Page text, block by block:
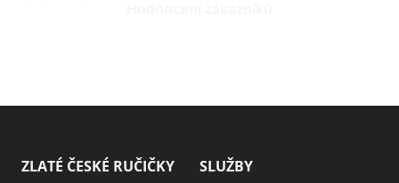
ZLATÉ ČESKÉ RUČIČKY SLUŽBY